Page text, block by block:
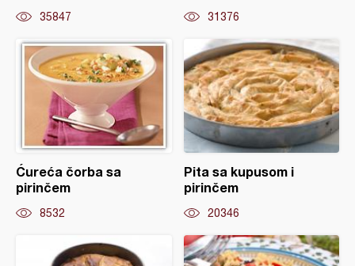
35847 31376
Ćureća čorba sa
pirinčem
8532
Pita sa kupusom i
pirinčem
20346